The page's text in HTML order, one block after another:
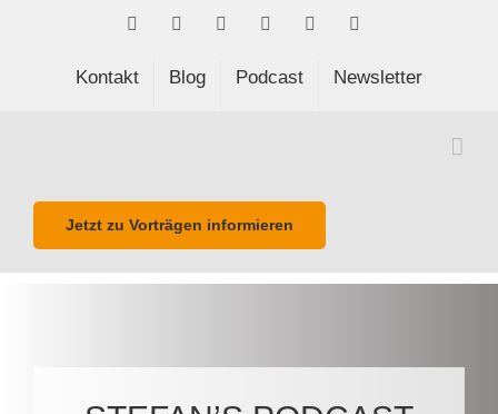
FacebookLinkedIn Spotify
Kontakt Blog Podcast Newsletter
Jetzt zu Vorträgen informieren